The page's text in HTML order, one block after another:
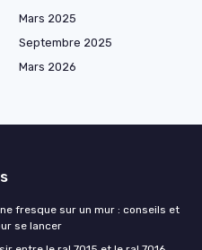
Mars 2025
Septembre 2025
Mars 2026
fresque sur un mur : conseils et
se lancer